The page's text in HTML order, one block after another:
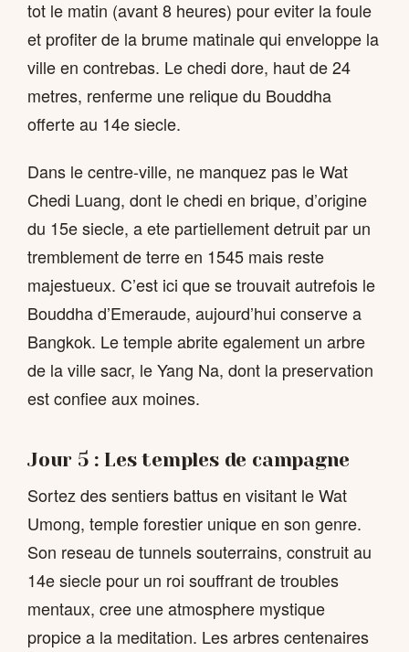
tot le matin (avant 8 heures) pour eviter la foule
et profiter de la brume matinale qui enveloppe la
ville en contrebas. Le chedi dore, haut de 24
metres, renferme une relique du Bouddha
offerte au 14e siecle.
Dans le centre-ville, ne manquez pas le Wat
Chedi Luang, dont le chedi en brique, d’origine
du 15e siecle, a ete partiellement detruit par un
tremblement de terre en 1545 mais reste
majestueux. C’est ici que se trouvait autrefois le
Bouddha d’Emeraude, aujourd’hui conserve a
Bangkok. Le temple abrite egalement un arbre
de la ville sacr, le Yang Na, dont la preservation
est confiee aux moines.
Jour 5 : Les temples de campagne
Sortez des sentiers battus en visitant le Wat
Umong, temple forestier unique en son genre.
Son reseau de tunnels souterrains, construit au
14e siecle pour un roi souffrant de troubles
mentaux, cree une atmosphere mystique
propice a la meditation. Les arbres centenaires